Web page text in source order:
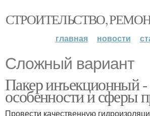
СТРОИТЕЛЬСТВО,
главная новости
Сложный вариант
Пакер инъекционный -
особенности и сферы
Провести качественную